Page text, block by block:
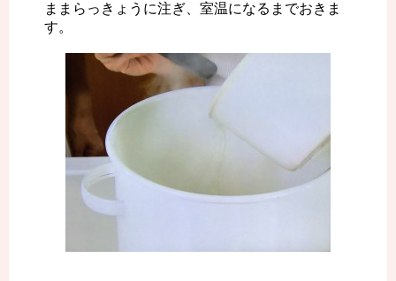
ままらっきょうに注ぎ、室温になるまでおきま
す。